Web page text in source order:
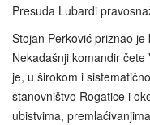
Presuda Lubardi
Stojan Perković priznao
Nekadašnji komandir
je, u širokom i
stanovništvo Rogatice i
ubistvima,